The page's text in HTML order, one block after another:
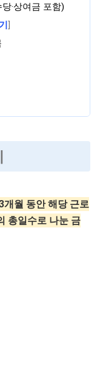
·상여금 포함)
]
월 동안 해당 근로
총일수로 나눈 금